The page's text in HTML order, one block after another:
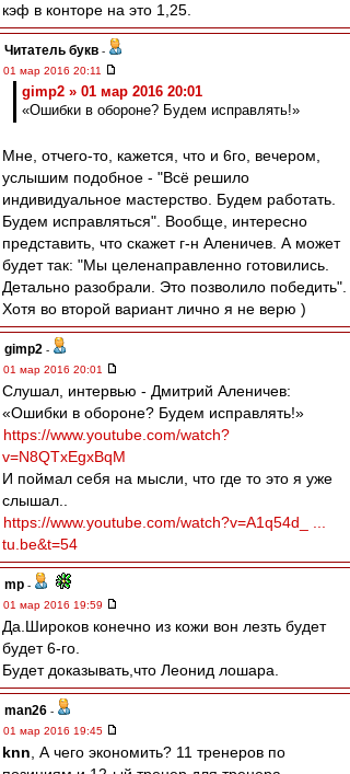
кэф в конторе на это 1,25.
Читатель букв -
01 мар 2016 20:11
gimp2 » 01 мар 2016 20:01
«Ошибки в обороне? Будем исправлять!»
Мне, отчего-то, кажется, что и 6го, вечером,
услышим подобное - "Всё решило
индивидуальное мастерство. Будем работать.
Будем исправляться". Вообще, интересно
представить, что скажет г-н Аленичев. А может
будет так: "Мы целенаправленно готовились.
Детально разобрали. Это позволило победить".
Хотя во второй вариант лично я не верю )
gimp2 -
01 мар 2016 20:01
Слушал, интервью - Дмитрий Аленичев:
«Ошибки в обороне? Будем исправлять!»
https://www.youtube.com/watch?
v=N8QTxEgxBqM
И поймал себя на мысли, что где то это я уже
слышал..
https://www.youtube.com/watch?v=A1q54d_ ...
tu.be&t=54
mp -
01 мар 2016 19:59
Да.Широков конечно из кожи вон лезть будет
будет 6-го.
Будет доказывать,что Леонид лошара.
man26 -
01 мар 2016 19:45
knn , А чего экономить? 11 тренеров по